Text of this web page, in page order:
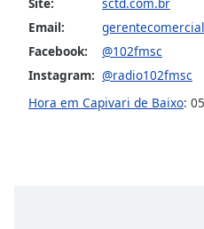
Family
Reset
Close
Email:
Facebook:
@102fmsc
Instagram: @radio102fmsc
Hora em Capivari de Baixo: